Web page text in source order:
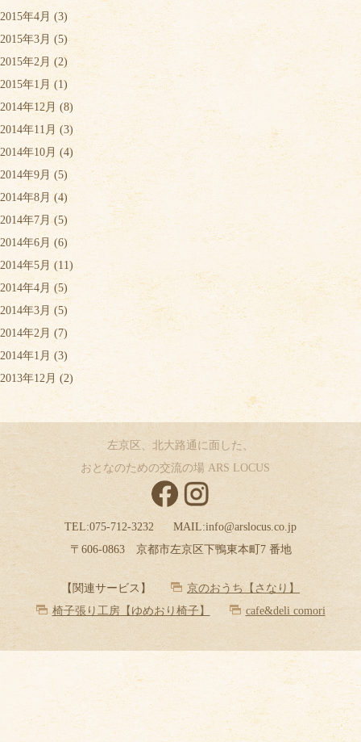
2015年4月 (3)
2015年3月 (5)
2015年2月 (2)
2015年1月(1)
2014年12月(8)
2014年11月 (3)
2014年10月 (4)
2014年9月 (5)
2014年8月(4)
2014年7月 (5)
2014年6月(6)
2014年5月 (11)
2014年4月 (5)
2014年3月(5)
2014年2月 (7)
2014年1月(3)
2013年12月 (2)
左京区、北大路通に面した、
おとなのための交流の場 ARS LOCUS
TEL:075-712-3232 MAIL:info@arslocus.co.jp
〒606-0863 京都市左京区下鴨東本町7 番地
【関連サービス】
京のおうち【さなり】
椅子張り工房【ゆめおり椅子】
cafe&deli comori